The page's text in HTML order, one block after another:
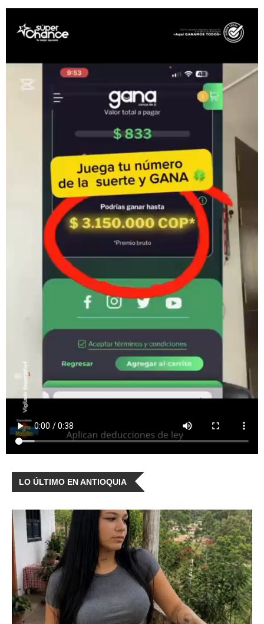
LO ÚLTIMO EN ANTIOQUIA